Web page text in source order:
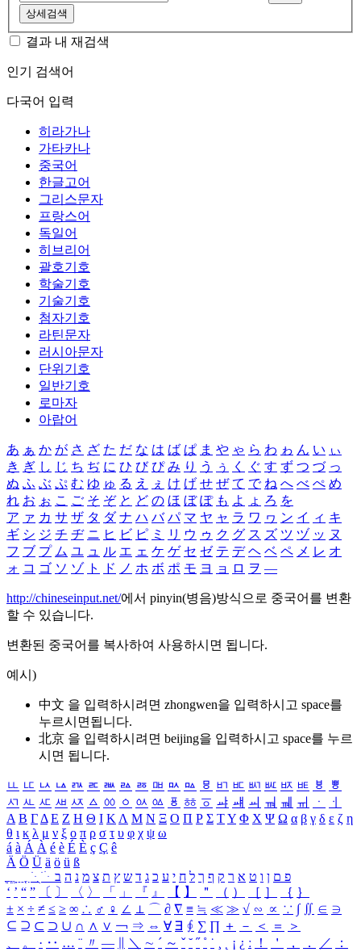
상세검색
결과 내 재검색
인기 검색어
다국어 입력
히라가나
가타카나
중국어
한글고어
그리스문자
프랑스어
독일어
히브리어
괄호기호
학술기호
기술기호
첨자기호
라틴문자
러시아문자
단위기호
일반기호
로마자
아랍어
あ ぁ か が さ ざ た だ な は ば ぱ ま や ゃ ら わ ゎ ん い ぃ
き ぎ し じ ち ぢ に ひ び ぴ み り う ぅ く ぐ す ず つ づ っ
ぬ ふ ぶ ぷ む ゆ ゅ る え ぇ け げ せ ぜ て で ね へ べ ぺ め
れ お ぉ こ ご そ ぞ と ど の ほ ぼ ぽ も よ ょ ろ を
ア ァ カ サ ザ タ ダ ナ ハ バ パ マ ヤ ャ ラ ワ ヮ ン イ ィ キ
ギ シ ジ チ ヂ ニ ヒ ビ ピ ミ リ ウ ゥ ク グ ス ズ ツ ヅ ッ ヌ
フ ブ プ ム ユ ュ ル エ ェ ケ ゲ セ ゼ テ デ ヘ ベ ペ メ レ オ
ォ コ ゴ ソ ゾ ト ド ノ ホ ボ ポ モ ヨ ョ ロ ヲ ―
http://chineseinput.net/에서 pinyin(병음)방식으로 중국어를 변환
할 수 있습니다.
변환된 중국어를 복사하여 사용하시면 됩니다.
예시)
中文 을 입력하시려면 zhongwen을 입력하시고 space를
누르시면됩니다.
北京 을 입력하시려면 beijing을 입력하시고 space를 누르
시면 됩니다.
ㅥ ㅦ ㅧ ㅨ ㅩ ㅪ ㅫ ㅬ ㅭ ㅮ ㅯ ㅰ ㅱ ㅲ ㅳ ㅴ ㅵ ㅶ ㅷ ㅸ
ㅹ
ㅺ ㅻ ㅼ ㅽ ㅾ ㅿ ㆀ ㆁ ㆂ ㆃ ㆄ ㆅ ㆆ ㆇ ㆈ ㆉ ㆊ ㆋ ㆌ ㆍ
ㆎ
Α Β ΓΔ Ε Ζ Η Θ Ι ΚΛ Μ Ν Ξ Ο Π Ρ Σ ΤΥ Φ Χ Ψ Ω α β γ δ ε ζ η
θ ι κ λ μ ν ξ ο π ρ σ τ υ φ χ ψ ω
á à Á À é è É È ç Ç ê
Ä Ö Ü ä ö ü ß
ִֶֹ ֻּ ׁׂ פ ם ן ו ט א ר ק ף ך ל ח י ע כ ג ד ש ץ ת צ מ נ ה ב
‘ ’ “ ” 〔 〕 〈 〉 「 」 『 』 【 】 ＂ （ ） ［ ］ ｛ ｝
± × ÷ ≠ ≤ ≥ ∞ ∴ ♂ ♀ ∠ ⊥ ⌒ ∂ ∇ ≡ ≒ ≪ ≫ √ ∽ ∝ ∵ ∫ ∬ ∈ ∋
⊆ ⊇ ⊂ ⊃ ∪ ∩ ∧ ∨ ￢ ⇒ ⇔ ∀ ∃ ∮ ∑ ∏ ＋ － ＜ ＝
＞
、
。 · ‥ … ¨ 〃 ― ＼ ∼ ´ ～ ˇ ˘ ˝ ˚ ˙ ¸ ¡ ¿ ː ！ ＇ ， ． ／
：